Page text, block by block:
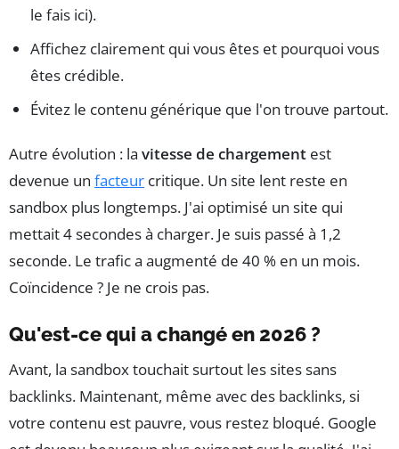
le fais ici).
Affichez clairement qui vous êtes et pourquoi vous
êtes crédible.
Évitez le contenu générique que l'on trouve partout.
Autre évolution : la vitesse de chargement est
devenue un facteur critique. Un site lent reste en
sandbox plus longtemps. J'ai optimisé un site qui
mettait 4 secondes à charger. Je suis passé à 1,2
seconde. Le trafic a augmenté de 40 % en un mois.
Coïncidence ? Je ne crois pas.
Qu'est-ce qui a changé en 2026 ?
Avant, la sandbox touchait surtout les sites sans
backlinks. Maintenant, même avec des backlinks, si
votre contenu est pauvre, vous restez bloqué. Google